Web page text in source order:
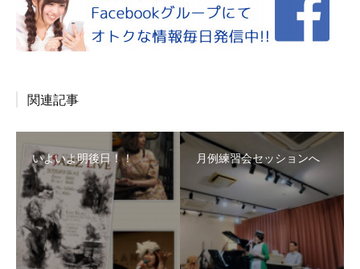
関連記事
いよいよ明後日！！ 月例練習会セッションへ